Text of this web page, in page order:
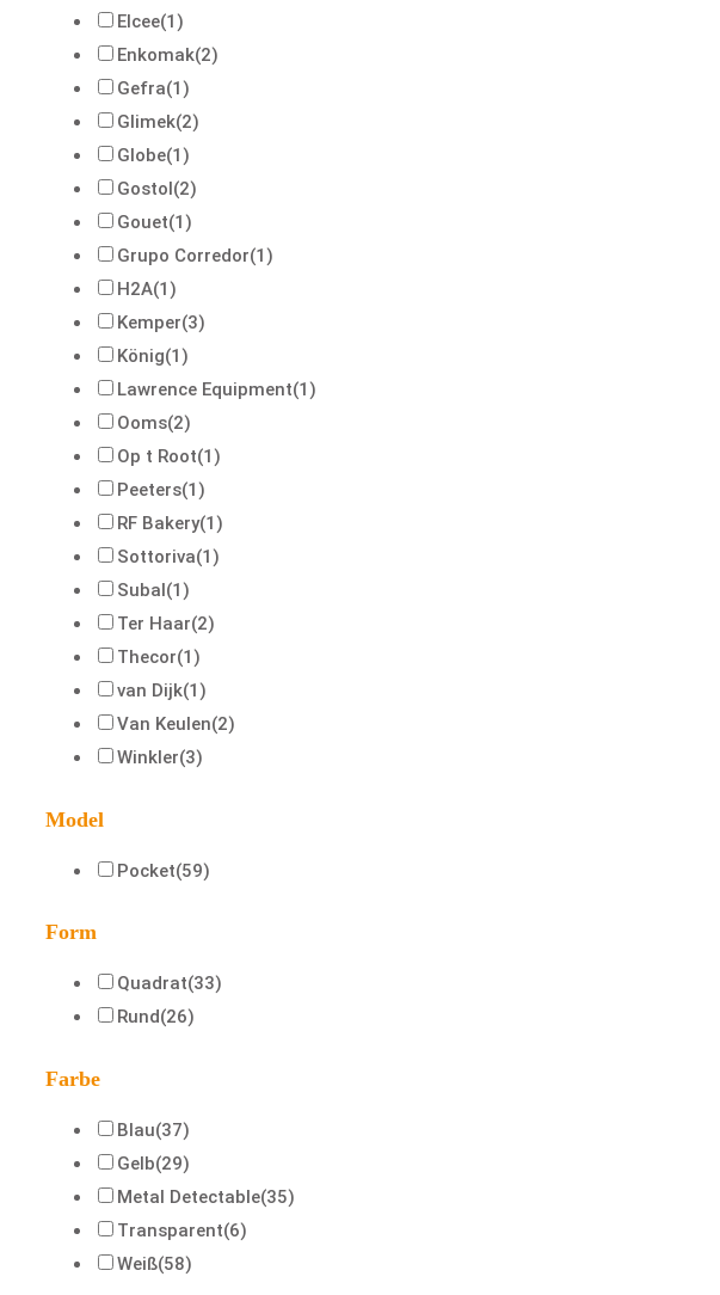
Elcee(1)
Enkomak(2)
Gefra(1)
Glimek(2)
Globe(1)
Gostol(2)
Gouet(1)
Grupo Corredor(1)
H2A(1)
Kemper(3)
König(1)
Lawrence Equipment(1)
Ooms(2)
Op t Root(1)
Peeters(1)
RF Bakery(1)
Sottoriva(1)
Subal(1)
Ter Haar(2)
Thecor(1)
van Dijk(1)
Van Keulen(2)
Winkler(3)
Model
Pocket(59)
Form
Quadrat(33)
Rund(26)
Farbe
Blau(37)
Gelb(29)
Metal Detectable(35)
Transparent(6)
Weiß(58)